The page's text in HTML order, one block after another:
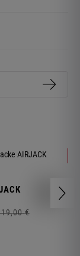
00 €